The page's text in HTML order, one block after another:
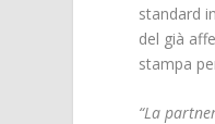
standard
del già
stampa
“La